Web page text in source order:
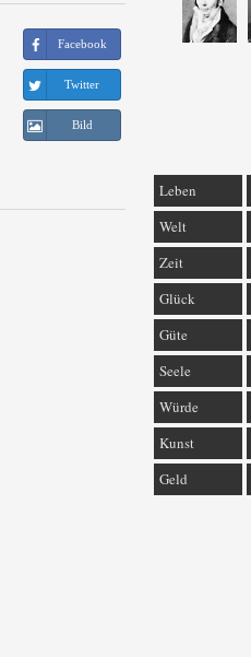
Facebook
Twitter
Bild
Leben
Welt
Zeit
Glück
Güte
Seele
Würde
Kunst
Geld